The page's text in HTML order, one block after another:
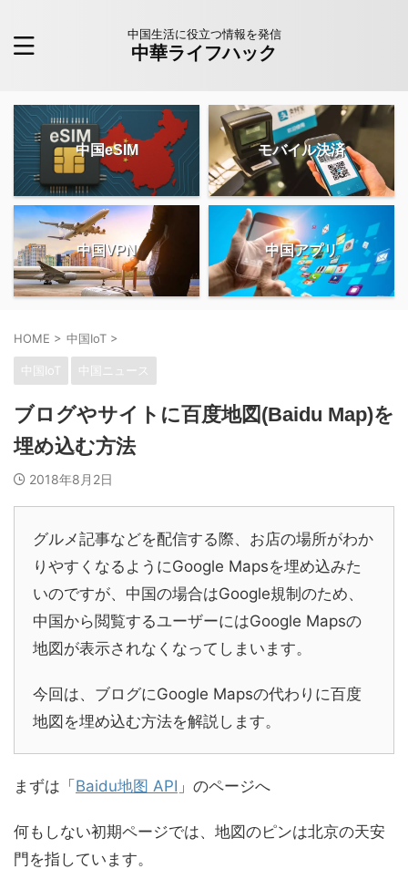
中国生活に役立つ情報を発信
中華ライフハック
中国eSIM モバイル決済
中国VPN 中国アプリ
HOME > 中国IoT >
中国IoT 中国ニュース
ブログやサイトに百度地図(Baidu Map)を
埋め込む方法
2018年8月2日
グルメ記事などを配信する際、お店の場所がわか
りやすくなるようにGoogle Mapsを埋め込みた
いのですが、中国の場合はGoogle規制のため、
中国から閲覧するユーザーにはGoogle Mapsの
地図が表示されなくなってしまいます。
今回は、ブログにGoogle Mapsの代わりに百度
地図を埋め込む方法を解説します。
まずは「 Baidu地图 API 」のページへ
何もしない初期ページでは、地図のピンは北京の天安
門を指しています。